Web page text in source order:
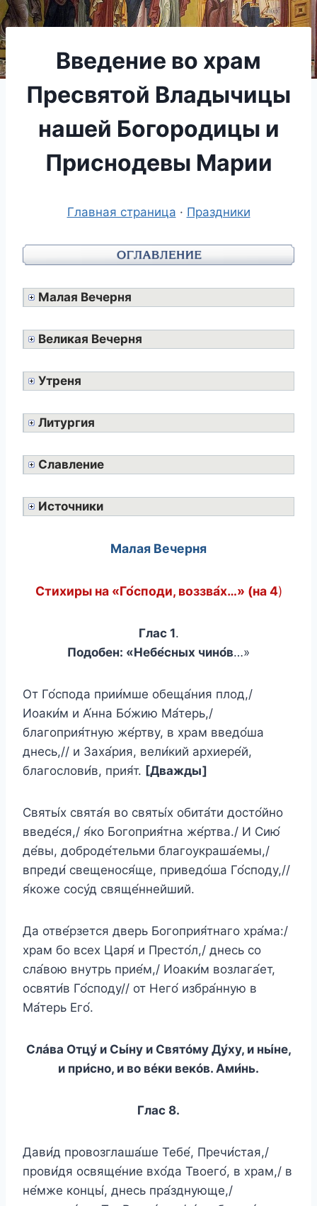
Введение во храм
Пресвятой Владычицы
нашей Богородицы и
Приснодевы Марии
Главная страница · Праздники
Малая Вечерня
Великая Вечерня
Утреня
Литургия
Славление
Источники
Малая Вечерня
Стихиры на «Го́споди, воззва́х…» (на 4)
Глас 1.
Подобен: «Небе́сных чино́в…»
От Го́спода прии́мше обеща́ния плод,/
Иоаки́м и А́нна Бо́жию Ма́терь,/
благоприя́тную же́ртву, в храм введо́ша
днесь,// и Заха́рия, вели́кий архиере́й,
благослови́в, прия́т. [Дважды]
Святы́х свята́я во святы́х обита́ти досто́йно
введе́ся,/ я́ко Богоприя́тна же́ртва./ И Сию́
де́вы, доброде́тельми благоукраша́емы,/
впреди́ свещенося́ще, приведо́ша Го́споду,//
я́коже сосу́д свяще́ннейший.
Да отве́рзется дверь Богоприя́тнаго хра́ма:/
храм бо всех Царя́ и Престо́л,/ днесь со
сла́вою внутрь прие́м,/ Иоаки́м возлага́ет,
освяти́в Го́споду// от Него́ избра́нную в
Ма́терь Его́.
Слáва Отцу́ и Сы́ну и Святóму Ду́ху, и ны́не,
и при́сно, и во вéки векóв. Ами́нь.
Глас 8.
Дави́д провозглаша́ше Тебе́, Пречи́стая,/
прови́дя освяще́ние вхо́да Твоего́, в храм,/ в
не́мже концы́, днесь пра́зднующе,/